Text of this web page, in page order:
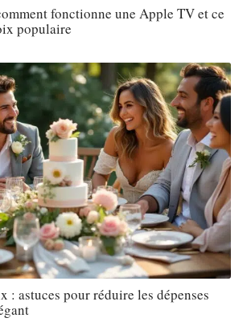
fonctionne une Apple TV et ce
populaire
: astuces pour réduire les dépenses